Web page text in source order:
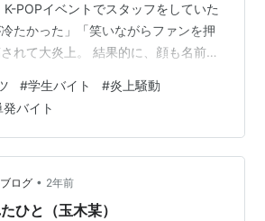
POPイベントでスタッフをしていた
たかった」「笑いながらファンを押
れて大炎上。 結果的に、顔も名前も
て「うわ、自分がああなったら終わ
った人、多いんじゃないでしょう
人です。 炎上のハードル、低すぎな
に悪ふざけしてSNSに上げた「バイト
なってましたよね。 でも最近は、
った」とか「態…
#学生バイト #炎上騒動
発バイト
ログ • 2年前
ひと（玉木某）